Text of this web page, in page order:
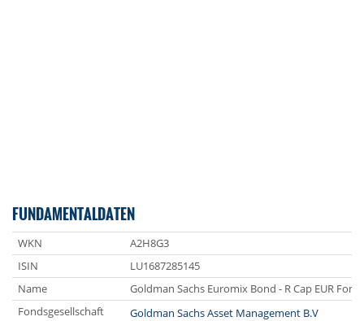
FUNDAMENTALDATEN
WKN
A2H8G3
ISIN
LU1687285145
Name
Goldman Sachs Euromix Bond - R Cap EUR
Fondsgesellschaft
Goldman Sachs Asset Management B.V